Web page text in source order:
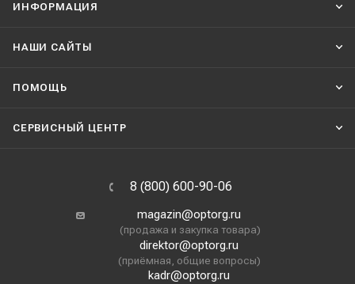
ИНФОРМАЦИЯ
НАШИ CАЙТЫ
ПОМОЩЬ
СЕРВИСНЫЙ ЦЕНТР
8 (800) 600-90-06
magazin@optorg.ru
(продажа и закупка товара)
direktor@optorg.ru
(приёмная, общие вопросы)
kadr@optorg.ru